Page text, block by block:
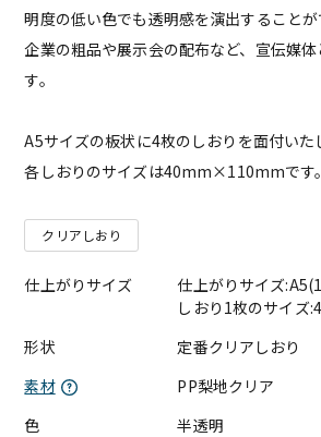
明度の低い色でも透明感を演出することが
企業の粗品や展示会の配布など、宣伝媒体
す。
A5サイズの板状に4枚のしおりを面付いた
各しおりのサイズは40mm×110mmです。
クリアしおり
仕上がりサイズ
仕上がりサイズ
しおり1枚のサイ
形状
定番クリアしおり
素材
PP梨地クリア
色
半透明